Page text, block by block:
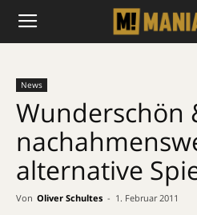
News
Wunderschön
alternative
Von Oliver Schultes - 1. Februar 2011